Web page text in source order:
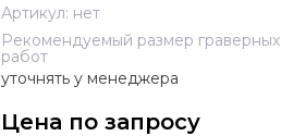
Артикул: нет
Рекомендуемый размер граверных
работ
уточнять у менеджера
Цена по запросу